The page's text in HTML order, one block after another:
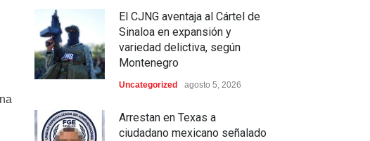
El CJNG aventaja al Cártel de
Sinaloa en expansión y
variedad delictiva, según
Montenegro
Uncategorized agosto 5, 2026
Arrestan en Texas a
ciudadano mexicano señalado